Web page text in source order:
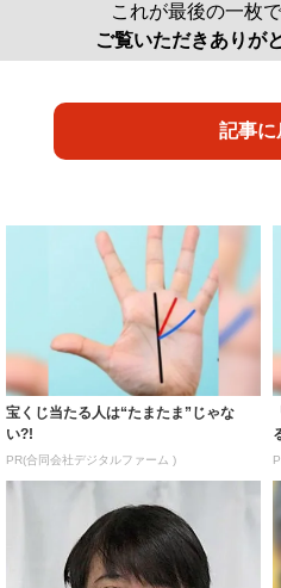
これが最後の一枚
ご覧いただきありが
記事に
宝くじ当たる人は“たまたま”じゃな
い?!
PR(合同会社デジタルファーム )